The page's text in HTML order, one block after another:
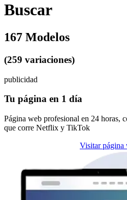
Buscar
167 Modelos
(259 variaciones)
publicidad
Tu página en 1 día
Página web profesional en 24 horas,
que corre Netflix y TikTok
Visitar página